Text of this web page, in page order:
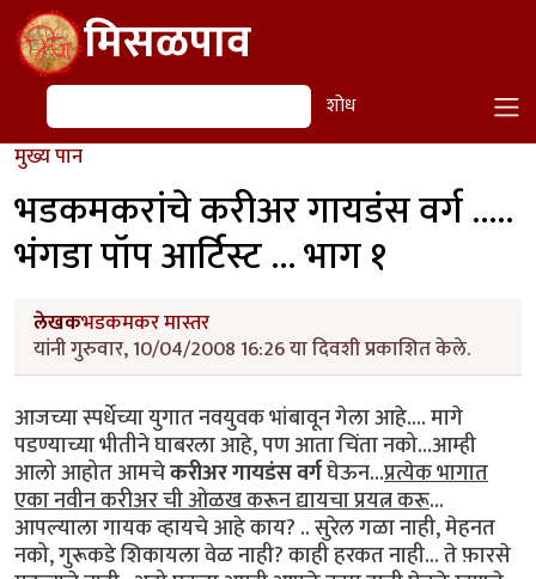
Skip to main contentमिसळपाव
शोध शोध
मुख्य पान
भडकमकरांचे करीअर गायडंस वर्ग .....
भंगडा पॉप आर्टिस्ट ... भाग १
लेखकभडकमकर मास्तर
यांनी गुरुवार, 10/04/2008 16:26 या दिवशी प्रकाशित केले.
आजच्या स्पर्धेच्या युगात नवयुवक भांबावून गेला आहे.... मागे
पडण्याच्या भीतीने घाबरला आहे, पण आता चिंता नको...आम्ही
आलो आहोत आमचेकरीअर गायडंस वर्गघेऊन...प्रत्येक भागात
एका नवीन करीअर ची ओळख करून द्यायचा प्रयत्न करू...
आपल्याला गायक व्हायचे आहे काय? .. सुरेल गळा नाही, मेहनत
नको, गुरूकडे शिकायला वेळ नाही? काही हरकत नाही... ते फ़ारसे